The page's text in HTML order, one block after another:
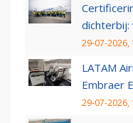
dichterbij:
29-07-2026,
LATAM
Embraer
29-07-2026,